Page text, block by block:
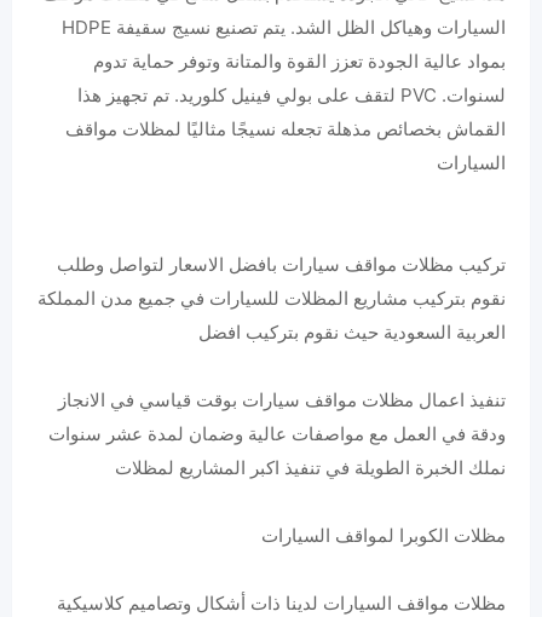
السيارات وهياكل الظل الشد. يتم تصنيع نسيج سقيفة HDPE
بمواد عالية الجودة تعزز القوة والمتانة وتوفر حماية تدوم
لسنوات. PVC لتقف على بولي فينيل كلوريد. تم تجهيز هذا
القماش بخصائص مذهلة تجعله نسيجًا مثاليًا لمظلات مواقف
السيارات
تركيب مظلات مواقف سيارات بافضل الاسعار لتواصل وطلب
نقوم بتركيب مشاريع المظلات للسيارات في جميع مدن المملكة
العربية السعودية حيث نقوم بتركيب افضل
‏تنفيذ اعمال مظلات مواقف سيارات بوقت قياسي في الانجاز
ودقة في العمل مع مواصفات عالية وضمان لمدة عشر سنوات
نملك الخبرة الطويلة في تنفيذ اكبر المشاريع لمظلات
مظلات الكوبرا لمواقف السيارات
مظلات مواقف السيارات لدينا ذات أشكال وتصاميم كلاسيكية